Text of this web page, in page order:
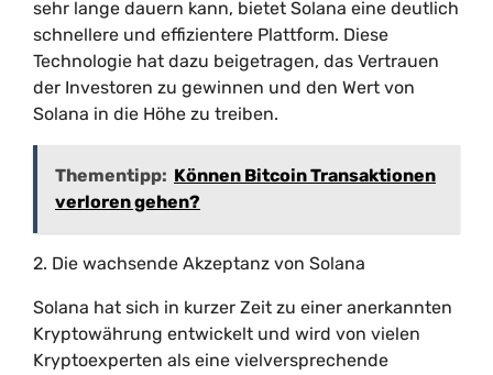
sehr lange dauern kann, bietet Solana eine deutlich
schnellere und effizientere Plattform. Diese
Technologie hat dazu beigetragen, das Vertrauen
der Investoren zu gewinnen und den Wert von
Solana in die Höhe zu treiben.
Thementipp: Können Bitcoin Transaktionen
verloren gehen?
2. Die wachsende Akzeptanz von Solana
Solana hat sich in kurzer Zeit zu einer anerkannten
Kryptowährung entwickelt und wird von vielen
Kryptoexperten als eine vielversprechende